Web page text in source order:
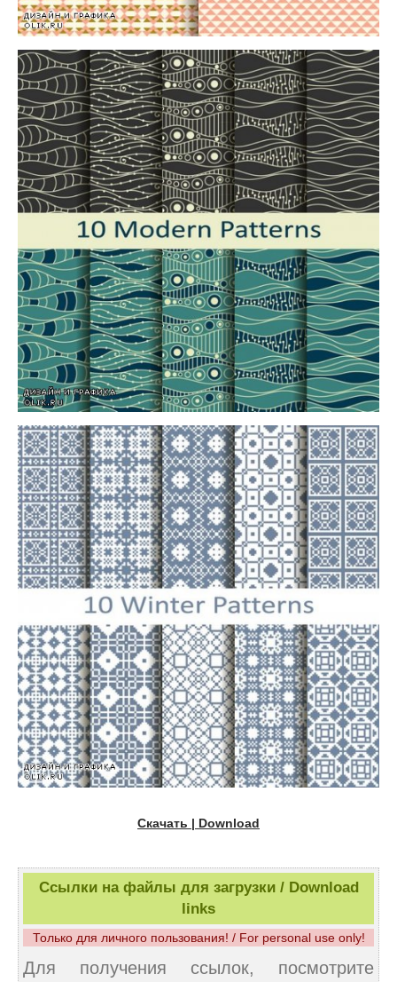
Скачать | Download
Ссылки на файлы для загрузки / Download
links
Только для личного пользования! / For personal use only!
Для получения ссылок, посмотрите